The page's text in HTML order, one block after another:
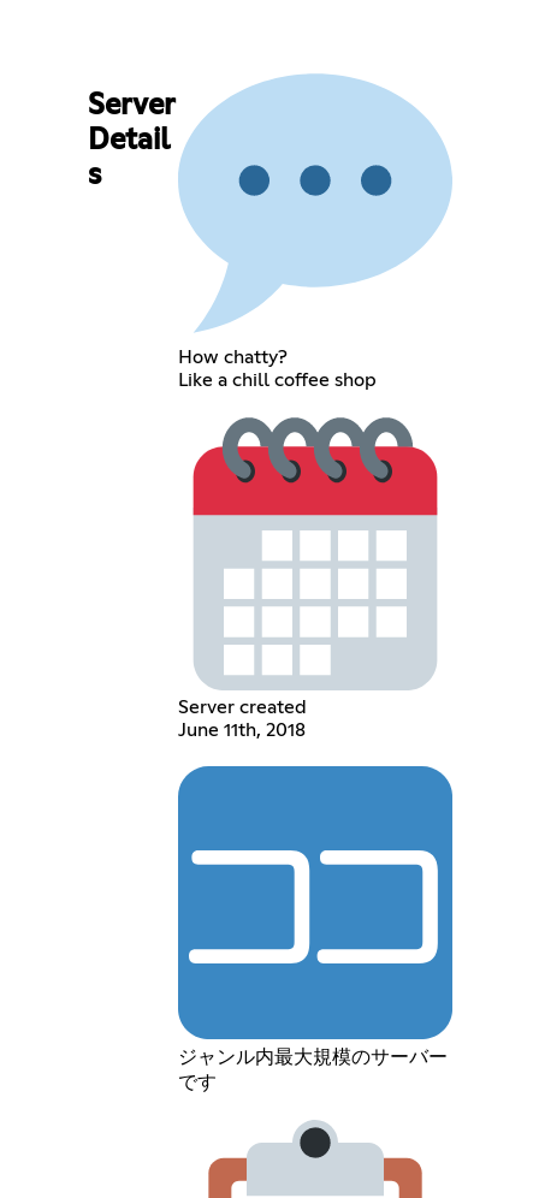
Server
Detail
s
How chatty?
Like a chill coffee shop
Server created
June 11th, 2018
ジャンル内最大規模のサーバー
です